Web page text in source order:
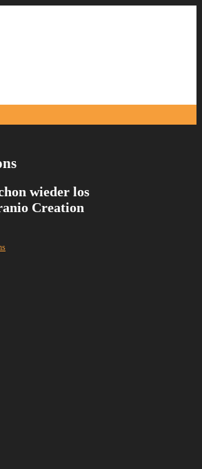
wieder los
Creation